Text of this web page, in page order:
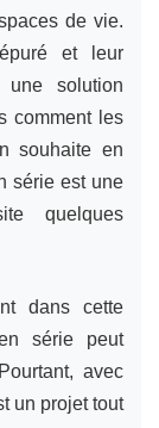
de vie.
et leur
une solution
comment les
souhaite en
série est une
quelques
dans cette
série peut
avec
un projet tout